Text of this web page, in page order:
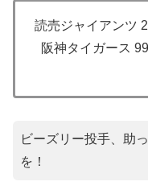
読売ジャイアンツ
阪神タイガース
ビーズリー投手、助
を！